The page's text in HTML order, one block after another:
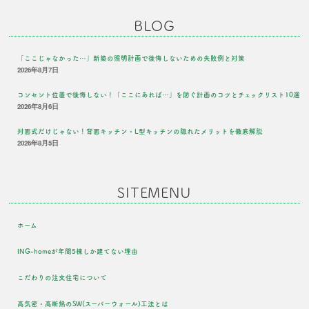
BLOG
「ここじゃなかった…」新築の照明計画で後悔しないための失敗例と対策
2026年8月7日
コンセント位置で後悔しない！「ここにあれば…」を防ぐ計画のコツとチェックリスト10選
2026年8月6日
対面式だけじゃない！背面キッチン・L型キッチンの隠れたメリットを徹底解説
2026年8月5日
SITEMENU
ホーム
ING-homeが年間5棟しか建てない理由
こだわりの注文住宅について
高気密・高断熱のSW(スーパーウォール)工法とは